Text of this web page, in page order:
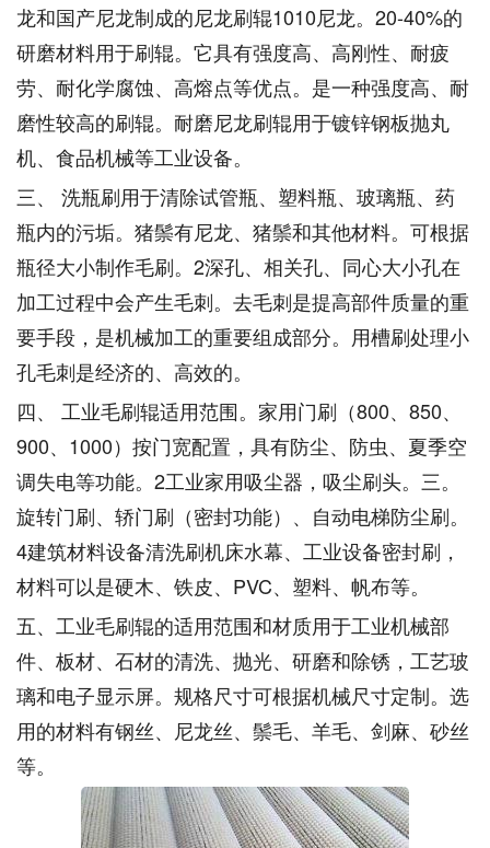
龙和国产尼龙制成的尼龙刷辊1010尼龙。20-40%的
研磨材料用于刷辊。它具有强度高、高刚性、耐疲
劳、耐化学腐蚀、高熔点等优点。是一种强度高、耐
磨性较高的刷辊。耐磨尼龙刷辊用于镀锌钢板抛丸
机、食品机械等工业设备。
三、 洗瓶刷用于清除试管瓶、塑料瓶、玻璃瓶、药
瓶内的污垢。猪鬃有尼龙、猪鬃和其他材料。可根据
瓶径大小制作毛刷。2深孔、相关孔、同心大小孔在
加工过程中会产生毛刺。去毛刺是提高部件质量的重
要手段，是机械加工的重要组成部分。用槽刷处理小
孔毛刺是经济的、高效的。
四、 工业毛刷辊适用范围。家用门刷（800、850、
900、1000）按门宽配置，具有防尘、防虫、夏季空
调失电等功能。2工业家用吸尘器，吸尘刷头。三。
旋转门刷、轿门刷（密封功能）、自动电梯防尘刷。
4建筑材料设备清洗刷机床水幕、工业设备密封刷，
材料可以是硬木、铁皮、PVC、塑料、帆布等。
五、工业毛刷辊的适用范围和材质用于工业机械部
件、板材、石材的清洗、抛光、研磨和除锈，工艺玻
璃和电子显示屏。规格尺寸可根据机械尺寸定制。选
用的材料有钢丝、尼龙丝、鬃毛、羊毛、剑麻、砂丝
等。